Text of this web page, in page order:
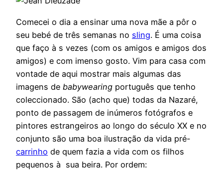
Comecei o dia a ensinar uma nova mãe a pôr o
seu bebé de três semanas no sling. É uma coisa
que faço à s vezes (com os amigos e amigos dos
amigos) e com imenso gosto. Vim para casa com
vontade de aqui mostrar mais algumas das
imagens de babywearing português que tenho
coleccionado. São (acho que) todas da Nazaré,
ponto de passagem de inúmeros fotógrafos e
pintores estrangeiros ao longo do século XX e no
conjunto são uma boa ilustração da vida pré-
carrinho de quem fazia a vida com os filhos
pequenos à sua beira. Por ordem: